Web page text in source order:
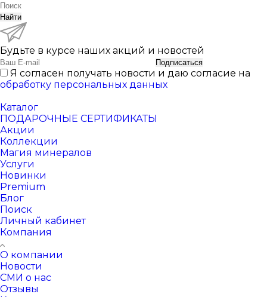
Найти
Будьте в курсе наших акций и новостей
Подписаться
Я согласен получать новости и даю согласие на
обработку персональных данных
Каталог
ПОДАРОЧНЫЕ СЕРТИФИКАТЫ
Акции
Коллекции
Магия минералов
Услуги
Новинки
Premium
Блог
Поиск
Личный кабинет
Компания
О компании
Новости
СМИ о нас
Отзывы